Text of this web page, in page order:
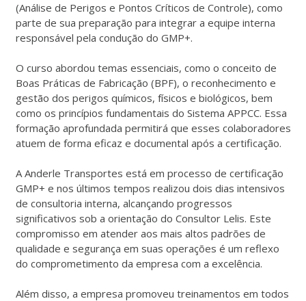
(Análise de Perigos e Pontos Críticos de Controle), como
parte de sua preparação para integrar a equipe interna
responsável pela condução do GMP+.
O curso abordou temas essenciais, como o conceito de
Boas Práticas de Fabricação (BPF), o reconhecimento e
gestão dos perigos químicos, físicos e biológicos, bem
como os princípios fundamentais do Sistema APPCC. Essa
formação aprofundada permitirá que esses colaboradores
atuem de forma eficaz e documental após a certificação.
A Anderle Transportes está em processo de certificação
GMP+ e nos últimos tempos realizou dois dias intensivos
de consultoria interna, alcançando progressos
significativos sob a orientação do Consultor Lelis. Este
compromisso em atender aos mais altos padrões de
qualidade e segurança em suas operações é um reflexo
do comprometimento da empresa com a excelência.
Além disso, a empresa promoveu treinamentos em todos